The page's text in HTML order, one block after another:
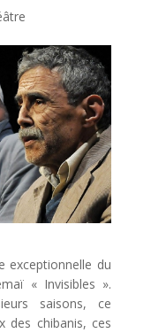
exceptionnelle du
« Invisibles ».
saisons, ce
des chibanis, ces